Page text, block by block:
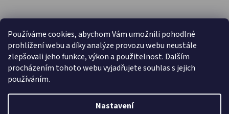
Používáme cookies, abychom Vám umožnili pohodlné
prohlížení webu a díky analýze provozu webu neustále
zlepšovali jeho funkce, výkon a použitelnost. Dalším
procházením tohoto webu vyjadřujete souhlas s jejich
používáním.
Nastavení
PŘIJÍMÁME ONLINE PLATBY